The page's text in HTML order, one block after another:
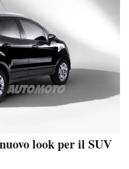
look per il SUV